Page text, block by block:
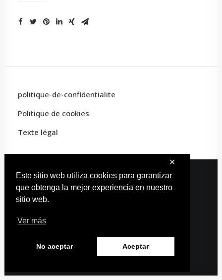
Este sitio web utiliza cookies para garantizar
que obtenga la mejor experiencia en nuestro
sitio web.
Ver más
No aceptar Aceptar
✕
politique-de-confidentialite
Politique de cookies
Texte légal
© 2022 Carles Artiste · Tous droits réservés